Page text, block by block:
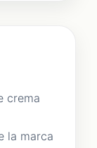
crema
la marca